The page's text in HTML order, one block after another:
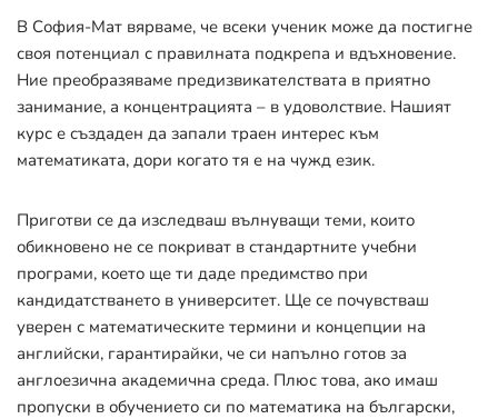
В София-Мат вярваме, че всеки ученик може да постигне
своя потенциал с правилната подкрепа и вдъхновение.
Ние преобразяваме предизвикателствата в приятно
занимание, а концентрацията – в удоволствие. Нашият
курс е създаден да запали траен интерес към
математиката, дори когато тя е на чужд език.
Приготви се да изследваш вълнуващи теми, които
обикновено не се покриват в стандартните учебни
програми, което ще ти даде предимство при
кандидатстването в университет. Ще се почувстваш
уверен с математическите термини и концепции на
английски, гарантирайки, че си напълно готов за
англоезична академична среда. Плюс това, ако имаш
пропуски в обучението си по математика на български,